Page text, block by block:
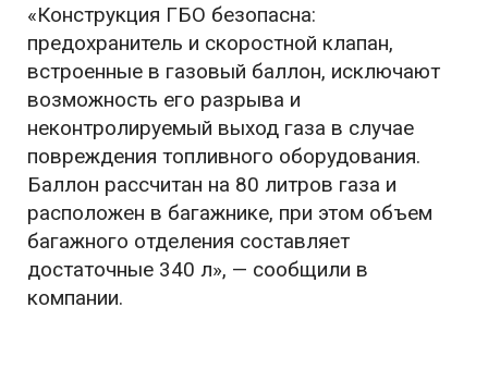
«Конструкция ГБО безопасна:
предохранитель и скоростной клапан,
встроенные в газовый баллон, исключают
возможность его разрыва и
неконтролируемый выход газа в случае
повреждения топливного оборудования.
Баллон рассчитан на 80 литров газа и
расположен в багажнике, при этом объем
багажного отделения составляет
достаточные 340 л», — сообщили в
компании.